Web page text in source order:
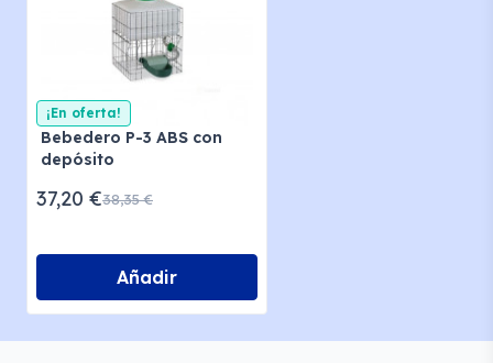
¡En oferta!
Bebedero P-3 ABS con
depósito
37,20 €38,35 €
Añadir